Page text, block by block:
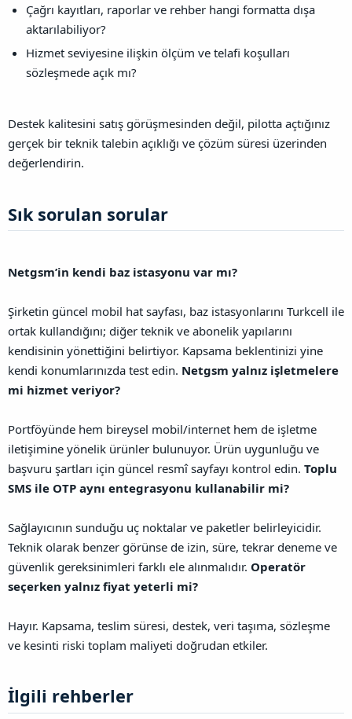
Çağrı kayıtları, raporlar ve rehber hangi formatta dışa
aktarılabiliyor?
Hizmet seviyesine ilişkin ölçüm ve telafi koşulları
sözleşmede açık mı?
Destek kalitesini satış görüşmesinden değil, pilotta açtığınız
gerçek bir teknik talebin açıklığı ve çözüm süresi üzerinden
değerlendirin.
Sık sorulan sorular​
Netgsm’in kendi baz istasyonu var mı?
Şirketin güncel mobil hat sayfası, baz istasyonlarını Turkcell ile
ortak kullandığını; diğer teknik ve abonelik yapılarını
kendisinin yönettiğini belirtiyor. Kapsama beklentinizi yine
kendi konumlarınızda test edin. Netgsm yalnız işletmelere
mi hizmet veriyor?
Portföyünde hem bireysel mobil/internet hem de işletme
iletişimine yönelik ürünler bulunuyor. Ürün uygunluğu ve
başvuru şartları için güncel resmî sayfayı kontrol edin. Toplu
SMS ile OTP aynı entegrasyonu kullanabilir mi?
Sağlayıcının sunduğu uç noktalar ve paketler belirleyicidir.
Teknik olarak benzer görünse de izin, süre, tekrar deneme ve
güvenlik gereksinimleri farklı ele alınmalıdır. Operatör
seçerken yalnız fiyat yeterli mi?
Hayır. Kapsama, teslim süresi, destek, veri taşıma, sözleşme
ve kesinti riski toplam maliyeti doğrudan etkiler.
İlgili rehberler​